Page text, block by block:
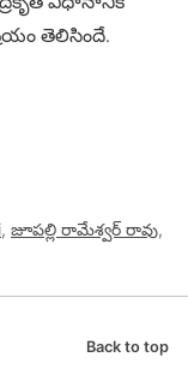
తెలిసిందే.
, జూపల్లి రామేశ్వర్ రావు,
Back to top